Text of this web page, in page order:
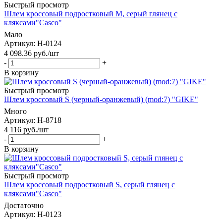
Быстрый просмотр
Шлем кроссовый подростковый M, серый глянец с
кляксами"Casco"
Мало
Артикул: H-0124
4 098.36 руб./шт
-
+
В корзину
Быстрый просмотр
Шлем кроссовый S (черный-оранжевый) (mod:7) "GIKE"
Много
Артикул: H-8718
4 116 руб./шт
-
+
В корзину
Быстрый просмотр
Шлем кроссовый подростковый S, серый глянец с
кляксами"Casco"
Достаточно
Артикул: H-0123